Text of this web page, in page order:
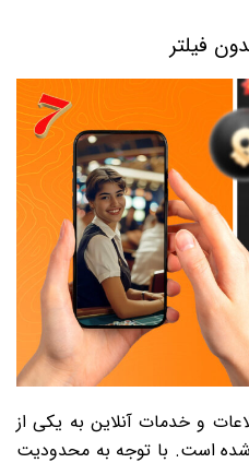
فیلتر
و خدمات آنلاین به یکی از
شده است. با توجه به محدودیت